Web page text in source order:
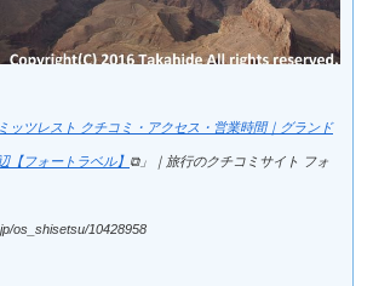
ッツレスト クチコミ・アクセス・営業時間｜グランド
【フォートラベル】 ⧉」｜旅行のクチコミサイト フォ
os_shisetsu/10428958